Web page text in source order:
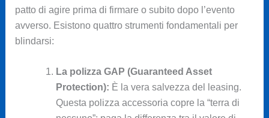
patto di agire prima di firmare o subito dopo l’evento
avverso. Esistono quattro strumenti fondamentali per
blindarsi:
La polizza GAP (Guaranteed Asset
Protection): È la vera salvezza del leasing.
Questa polizza accessoria copre la “terra di